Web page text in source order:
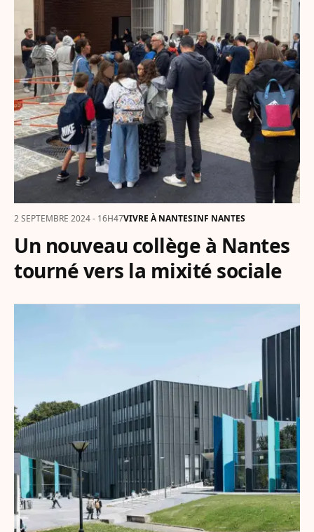
2 SEPTEMBRE 2024 - 16H47VIVRE À NANTESINF NANTES
Un nouveau collège à Nantes
tourné vers la mixité sociale